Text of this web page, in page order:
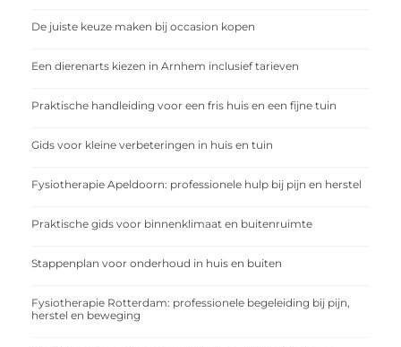
De juiste keuze maken bij occasion kopen
Een dierenarts kiezen in Arnhem inclusief tarieven
Praktische handleiding voor een fris huis en een fijne tuin
Gids voor kleine verbeteringen in huis en tuin
Fysiotherapie Apeldoorn: professionele hulp bij pijn en herstel
Praktische gids voor binnenklimaat en buitenruimte
Stappenplan voor onderhoud in huis en buiten
Fysiotherapie Rotterdam: professionele begeleiding bij pijn,
herstel en beweging